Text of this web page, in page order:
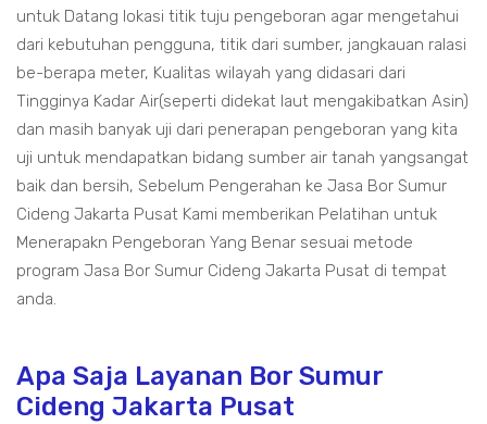
untuk Datang lokasi titik tuju pengeboran agar mengetahui
dari kebutuhan pengguna, titik dari sumber, jangkauan ralasi
be-berapa meter, Kualitas wilayah yang didasari dari
Tingginya Kadar Air(seperti didekat laut mengakibatkan Asin)
dan masih banyak uji dari penerapan pengeboran yang kita
uji untuk mendapatkan bidang sumber air tanah yangsangat
baik dan bersih, Sebelum Pengerahan ke Jasa Bor Sumur
Cideng Jakarta Pusat Kami memberikan Pelatihan untuk
Menerapakn Pengeboran Yang Benar sesuai metode
program Jasa Bor Sumur Cideng Jakarta Pusat di tempat
anda.
Apa Saja Layanan Bor Sumur
Cideng Jakarta Pusat